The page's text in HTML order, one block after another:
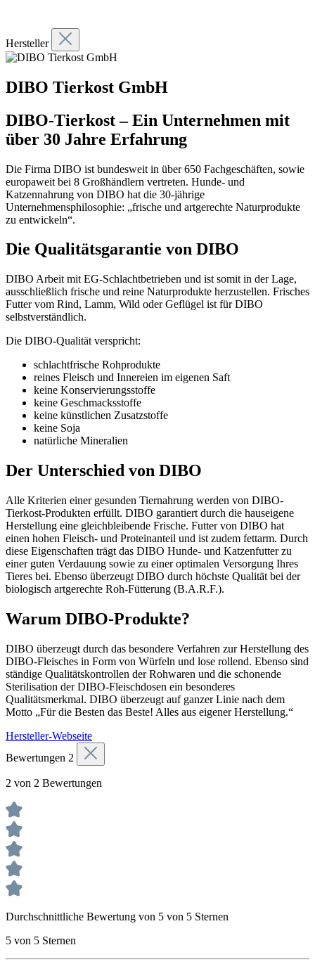
Hersteller
DIBO Tierkost GmbH
DIBO-Tierkost – Ein Unternehmen mit
über 30 Jahre Erfahrung
Die Firma DIBO ist bundesweit in über 650 Fachgeschäften, sowie
europaweit bei 8 Großhändlern vertreten. Hunde- und
Katzennahrung von DIBO hat die 30-jährige
Unternehmensphilosophie: „frische und artgerechte Naturprodukte
zu entwickeln“.
Die Qualitätsgarantie von DIBO
DIBO Arbeit mit EG-Schlachtbetrieben und ist somit in der Lage,
ausschließlich frische und reine Naturprodukte herzustellen. Frisches
Futter vom Rind, Lamm, Wild oder Geflügel ist für DIBO
selbstverständlich.
Die DIBO-Qualität verspricht:
schlachtfrische Rohprodukte
reines Fleisch und Innereien im eigenen Saft
keine Konservierungsstoffe
keine Geschmacksstoffe
keine künstlichen Zusatzstoffe
keine Soja
natürliche Mineralien
Der Unterschied von DIBO
Alle Kriterien einer gesunden Tiernahrung werden von DIBO-
Tierkost-Produkten erfüllt. DIBO garantiert durch die hauseigene
Herstellung eine gleichbleibende Frische. Futter von DIBO hat
einen hohen Fleisch- und Proteinanteil und ist zudem fettarm. Durch
diese Eigenschaften trägt das DIBO Hunde- und Katzenfutter zu
einer guten Verdauung sowie zu einer optimalen Versorgung Ihres
Tieres bei. Ebenso überzeugt DIBO durch höchste Qualität bei der
biologisch artgerechte Roh-Fütterung (B.A.R.F.).
Warum DIBO-Produkte?
DIBO überzeugt durch das besondere Verfahren zur Herstellung des
DIBO-Fleisches in Form von Würfeln und lose rollend. Ebenso sind
ständige Qualitätskontrollen der Rohwaren und die schonende
Sterilisation der DIBO-Fleischdosen ein besonderes
Qualitätsmerkmal. DIBO überzeugt auf ganzer Linie nach dem
Motto „Für die Besten das Beste! Alles aus eigener Herstellung.“
Hersteller-Webseite
Bewertungen 2
2 von 2 Bewertungen
Durchschnittliche Bewertung von 5 von 5 Sternen
5 von 5 Sternen